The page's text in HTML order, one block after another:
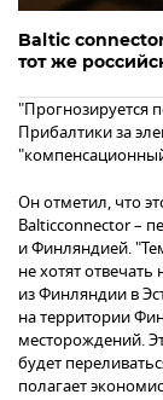
Baltic
тот же
"Прогнозируется
Прибалтики за
Он отметил, что
Balticconnector –
и Финляндией.
не хотят отвечать
из Финляндии в
на территории
месторождений.
будет
полагает